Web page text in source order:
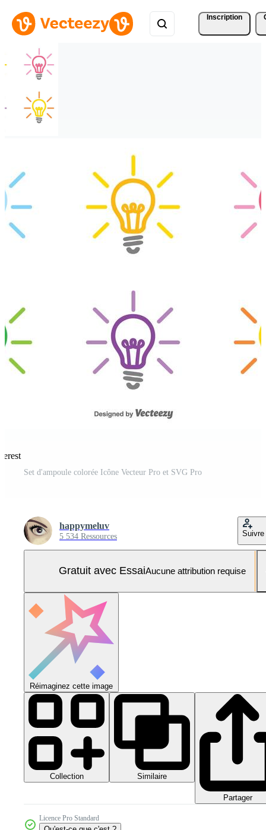
Inscription
Set d'ampoule colorée Icône Vecteur Pro et SVG Pro
happymeluv
5 534 Ressources Suivre
Gratuit avec EssaiAucune attribution requise
Réimaginez cette image
Collection Similaire
Partager
Licence Pro Standard